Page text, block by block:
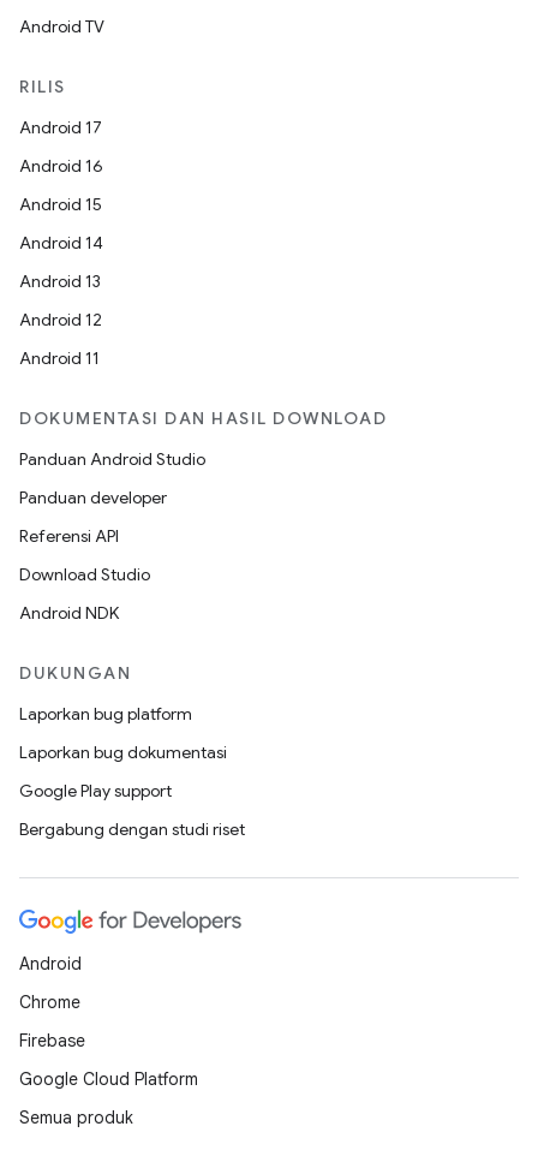
Android TV
RILIS
Android 17
Android 16
Android 15
Android 14
Android 13
Android 12
Android 11
DOKUMENTASI DAN HASIL DOWNLOAD
Panduan Android Studio
Panduan developer
Referensi API
Download Studio
Android NDK
DUKUNGAN
Laporkan bug platform
Laporkan bug dokumentasi
Google Play support
Bergabung dengan studi riset
Android
Chrome
Firebase
Google Cloud Platform
Semua produk